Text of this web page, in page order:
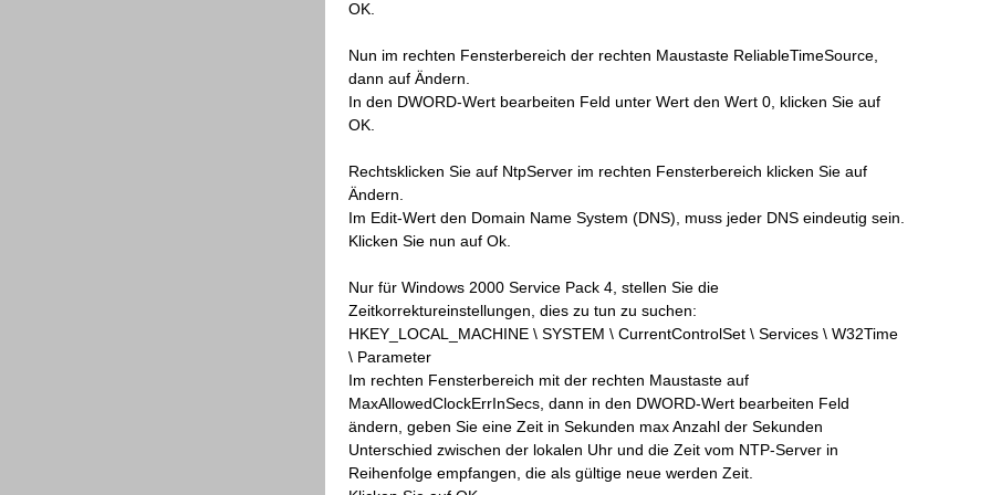
OK.
Nun im rechten Fensterbereich der rechten Maustaste ReliableTimeSource,
dann auf Ändern.
In den DWORD-Wert bearbeiten Feld unter Wert den Wert 0, klicken Sie auf
OK.
Rechtsklicken Sie auf NtpServer im rechten Fensterbereich klicken Sie auf
Ändern.
Im Edit-Wert den Domain Name System (DNS), muss jeder DNS eindeutig sein.
Klicken Sie nun auf Ok.
Nur für Windows 2000 Service Pack 4, stellen Sie die
Zeitkorrektureinstellungen, dies zu tun zu suchen:
HKEY_LOCAL_MACHINE \ SYSTEM \ CurrentControlSet \ Services \ W32Time
\ Parameter
Im rechten Fensterbereich mit der rechten Maustaste auf
MaxAllowedClockErrInSecs, dann in den DWORD-Wert bearbeiten Feld
ändern, geben Sie eine Zeit in Sekunden max Anzahl der Sekunden
Unterschied zwischen der lokalen Uhr und die Zeit vom NTP-Server in
Reihenfolge empfangen, die als gültige neue werden Zeit.